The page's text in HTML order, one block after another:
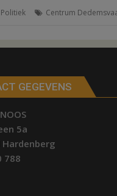
Politiek Centrum
GEGEVENS
5a
Hardenberg
788